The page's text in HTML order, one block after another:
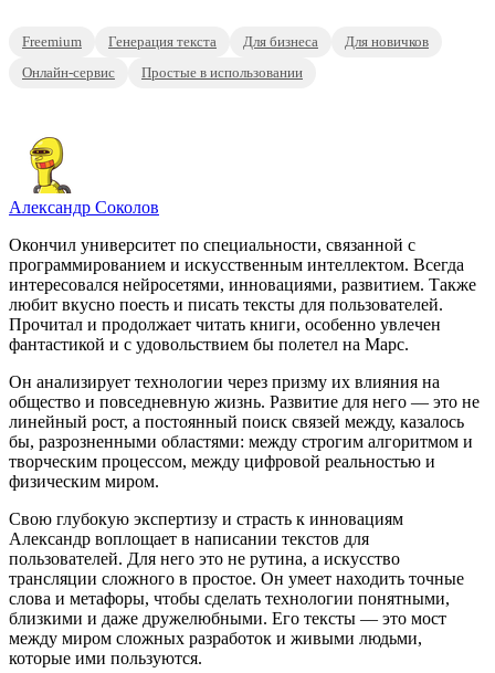
Freemium Генерация текста Для бизнеса
Для новичков
Онлайн-сервис
Простые в использовании
Александр Соколов
Окончил университет по специальности, связанной с
программированием и искусственным интеллектом. Всегда
интересовался нейросетями, инновациями, развитием. Также
любит вкусно поесть и писать тексты для пользователей.
Прочитал и продолжает читать книги, особенно увлечен
фантастикой и с удовольствием бы полетел на Марс.
Он анализирует технологии через призму их влияния на
общество и повседневную жизнь. Развитие для него — это не
линейный рост, а постоянный поиск связей между, казалось
бы, разрозненными областями: между строгим алгоритмом и
творческим процессом, между цифровой реальностью и
физическим миром.
Свою глубокую экспертизу и страсть к инновациям
Александр воплощает в написании текстов для
пользователей. Для него это не рутина, а искусство
трансляции сложного в простое. Он умеет находить точные
слова и метафоры, чтобы сделать технологии понятными,
близкими и даже дружелюбными. Его тексты — это мост
между миром сложных разработок и живыми людьми,
которые ими пользуются.